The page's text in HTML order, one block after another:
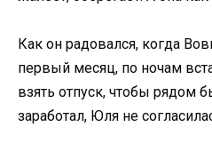
Как он радовался, когда
первый месяц, по ночам
взять отпуск, чтобы рядом
заработал, Юля не